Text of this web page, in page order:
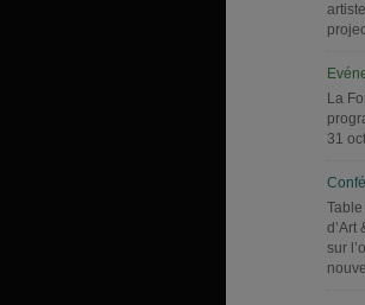
La
31
d’Art
sur